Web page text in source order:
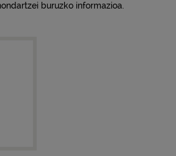
buruzko informazioa.